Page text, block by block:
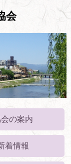
会
の案内
着情報